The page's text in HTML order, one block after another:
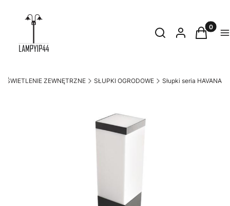
Otwórz
SzukajZaloguj sięKoszyk
OŚWIETLENIE ZEWNĘTRZNE SŁUPKI OGRODOWE Słupki seria HAVANA